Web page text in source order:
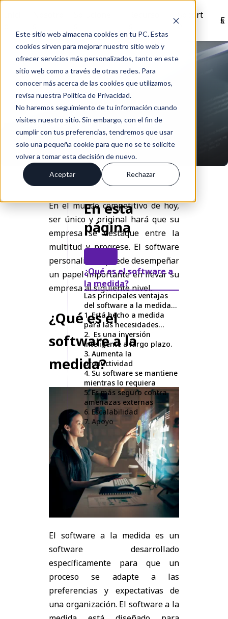
Este sitio web almacena cookies en tu PC. Estas
cookies sirven para mejorar nuestro sitio web y
ofrecer servicios más personalizados, tanto en este
sitio web como a través de otras redes. Para
conocer más acerca de las cookies que utilizamos,
revisa nuestra Política de Privacidad.
No haremos seguimiento de tu información cuando
visites nuestro sitio. Sin embargo, con el fin de
cumplir con tus preferencias, tendremos que usar
solo una pequeña cookie para que no se te solicite
volver a tomar esta decisión de nuevo.
Aceptar Rechazar
Soport
e
Es
Volver
7 Ventajas clave del
software a la medida
Feb 09, 2021
En el mundo competitivo de hoy,
ser único y original hará que su
empresa se destaque entre la
multitud y progrese. El software
personalizado puede desempeñar
un papel importante en llevar su
empresa al siguiente nivel.
¿Qué es el
software a la
medida?
El software a la medida es un
software desarrollado
específicamente para que un
proceso se adapte a las
preferencias y expectativas de
una organización. El software a la
En esta
página
¿Qué es el software a
la medida?
Las principales ventajas
del software a la medida
son:
1. Está hecho a medida
para las necesidades
específicas de su empresa
2. Es una inversión
inteligente a largo plazo.
3. Aumenta la
productividad
4. Su software se mantiene
mientras lo requiera
5. Es más seguro contra
amenazas externas
6. Escalabilidad
7. Apoyo